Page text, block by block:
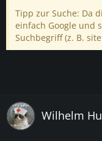
Tipp zur Suche: Da
einfach Google und
Suchbegriff (z. B.
Wilhelm